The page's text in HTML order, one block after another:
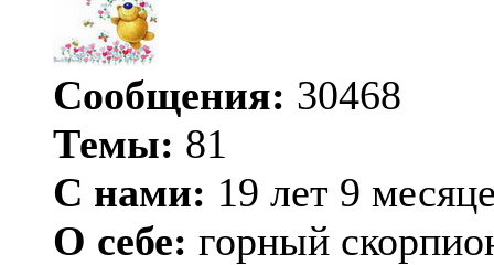
Сообщения: 30468
Темы: 81
С нами: 19 лет 9
О себе: горный